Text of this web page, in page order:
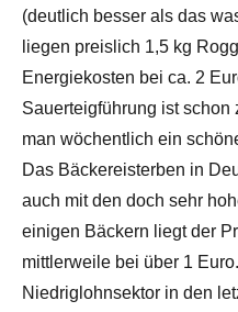
(deutlich besser als das
liegen preislich 1,5 kg
Energiekosten bei ca. 2
Sauerteigführung ist schon
man wöchentlich ein
Das Bäckereisterben in
auch mit den doch sehr
einigen Bäckern liegt der
mittlerweile bei über 1
Niedriglohnsektor in den